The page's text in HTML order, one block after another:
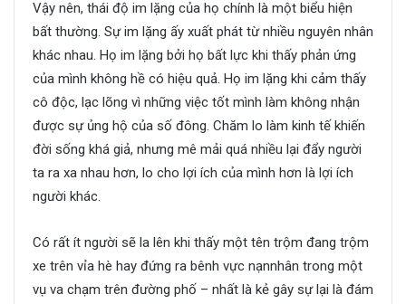
Vậy nên, thái độ im lặng của họ chính là một biểu hiện
bất thường. Sự im lặng ấy xuất phát từ nhiều nguyên nhân
khác nhau. Họ im lặng bởi họ bất lực khi thấy phản ứng
của mình không hề có hiệu quả. Họ im lặng khi cảm thấy
cô độc, lạc lõng vì những việc tốt mình làm không nhận
được sự ủng hộ của số đông. Chăm lo làm kinh tế khiến
đời sống khá giả, nhưng mê mải quá nhiều lại đẩy người
ta ra xa nhau hơn, lo cho lợi ích của mình hơn là lợi ích
người khác.
Có rất ít người sẽ la lên khi thấy một tên trộm đang trộm
xe trên vỉa hè hay đứng ra bênh vực nạnnhân trong một
vụ va chạm trên đường phố – nhất là kẻ gây sự lại là đám